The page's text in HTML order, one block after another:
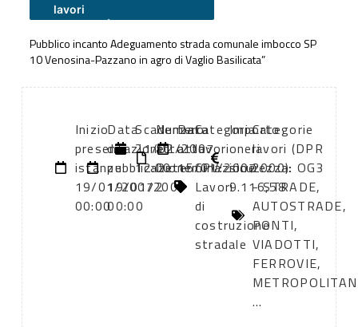
lavori
Pubblico incanto Adeguamento strada comunale imbocco SP
10 Venosina-Pazzano in agro di Vaglio Basilicata”
Inizio
presentazione
istanze:
19/01/2007
00:00
Data
di
pubblicazione:
19/01/2007
00:00
Scadenza:
21/02/2007
12:00
Numero
atto:
Determinazione
2
Data
atto:
15/01/2007
Categoria
lavori
CPV:
Lavori
di
costruzione
stradale
Importo
oneri
sicurezza:
9.116,58
Categorie
lavori (DPR
2000): OG3
- STRADE,
AUTOSTRADE,
PONTI,
VIADOTTI,
FERROVIE,
...